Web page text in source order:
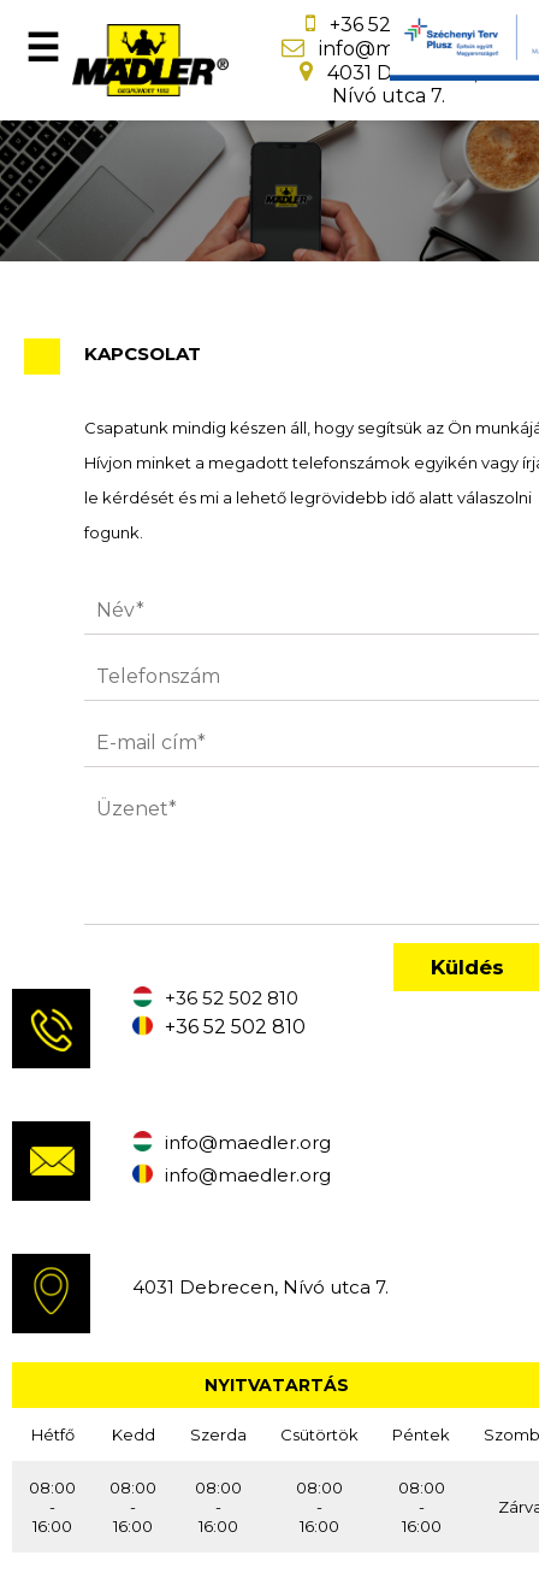
+36 52 502 810
info@maedler.org
4031 Debrecen,
Nívó utca 7.
MÄDLER-
Showroom
Termékek
katalógus
Ajánlatkérés
Megrendelés
☰
KAPCSOLAT
Csapatunk mindig készen áll, hogy segítsük az Ön
Hívjon minket a megadott telefonszámok egyikén vagy
le kérdését és mi a lehető legrövidebb idő alatt válaszolni
fogunk.
+36 52 502 810
+36 52 502 810
info@maedler.org
info@maedler.org
4031 Debrecen, Nívó utca 7.
NYITVATARTÁS
Hétfő Kedd Szerda Csütörtök Péntek
08:00
-
16:00
08:00
-
16:00
08:00
-
16:00
08:00
-
16:00
08:00
-
16:00